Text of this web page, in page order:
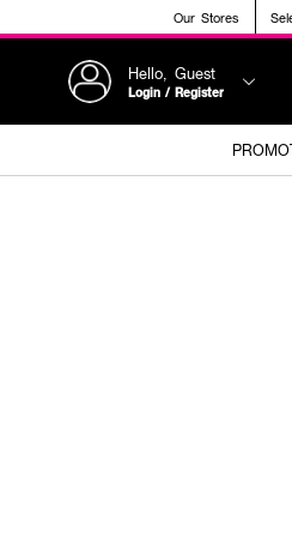
Our Stores
Hello, Guest
Login / Register